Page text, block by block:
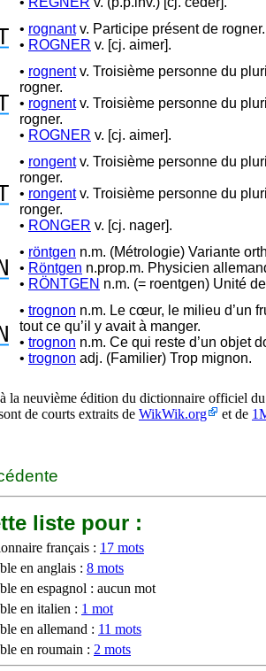
• rognantv. Participe présent de rogner.
• ROGNER v. [cj. aimer].
• rognentv. Troisième personne du
rogner.
• rognentv. Troisième personne du
rogner.
• ROGNER v. [cj. aimer].
• rongentv. Troisième personne du
ronger.
• rongentv. Troisième personne du
ronger.
• RONGER v. [cj. nager].
N
• röntgen n.m. (Métrologie) Variante
• Röntgen n.prop.m. Physicien
• RÖNTGEN n.m. (= roentgen) Unité
N
• trognon n.m. Le cœur, le milieu d’un
tout ce qu’il y avait à manger.
• trognon n.m. Ce qui reste d’un objet
• trognon adj. (Familier) Trop mignon.
la neuvième édition du dictionnaire officiel du
de courts extraits de WikWik.org et de
liste pour :
français : 17 mots
en anglais : 8 mots
en espagnol : aucun mot
en italien : 1 mot
en allemand : 11 mots
en roumain : 2 mots